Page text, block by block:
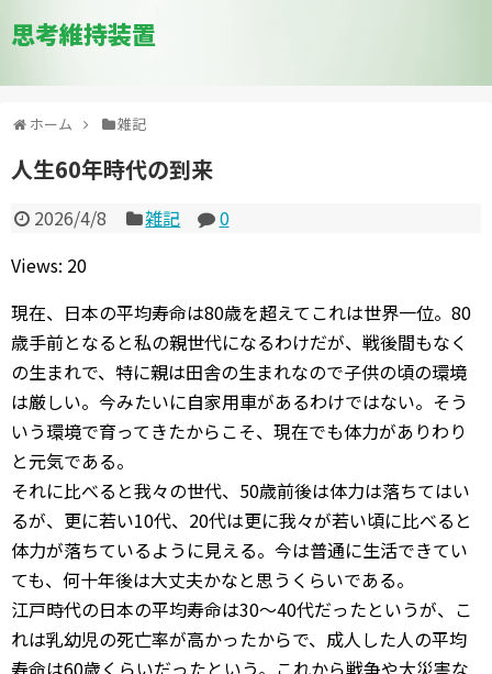
思考維持装置
ホーム 雑記
人生60年時代の到来
2026/4/8 雑記
0
Views: 20
現在、日本の平均寿命は80歳を超えてこれは世界一位。80
歳手前となると私の親世代になるわけだが、戦後間もなく
の生まれで、特に親は田舎の生まれなので子供の頃の環境
は厳しい。今みたいに自家用車があるわけではない。そう
いう環境で育ってきたからこそ、現在でも体力がありわり
と元気である。
それに比べると我々の世代、50歳前後は体力は落ちてはい
るが、更に若い10代、20代は更に我々が若い頃に比べると
体力が落ちているように見える。今は普通に生活できてい
ても、何十年後は大丈夫かなと思うくらいである。
江戸時代の日本の平均寿命は30～40代だったというが、こ
れは乳幼児の死亡率が高かったからで、成人した人の平均
寿命は60歳くらいだったという。これから戦争や大災害な